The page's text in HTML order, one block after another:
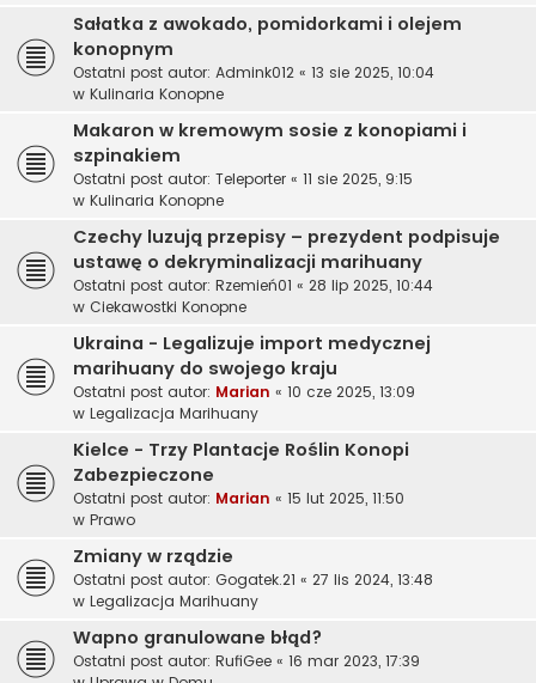
Sałatka z awokado, pomidorkami i olejem
konopnym
Ostatni post autor: Admink012 « 13 sie 2025, 10:04
w Kulinaria Konopne
Makaron w kremowym sosie z konopiami i
szpinakiem
Ostatni post autor: Teleporter « 11 sie 2025, 9:15
w Kulinaria Konopne
Czechy luzują przepisy – prezydent podpisuje
ustawę o dekryminalizacji marihuany
Ostatni post autor: Rzemień01 « 28 lip 2025, 10:44
w Ciekawostki Konopne
Ukraina - Legalizuje import medycznej
marihuany do swojego kraju
Ostatni post autor: Marian « 10 cze 2025, 13:09
w Legalizacja Marihuany
Kielce - Trzy Plantacje Roślin Konopi
Zabezpieczone
Ostatni post autor: Marian « 15 lut 2025, 11:50
w Prawo
Zmiany w rządzie
Ostatni post autor: Gogatek.21 « 27 lis 2024, 13:48
w Legalizacja Marihuany
Wapno granulowane błąd?
Ostatni post autor: RufiGee « 16 mar 2023, 17:39